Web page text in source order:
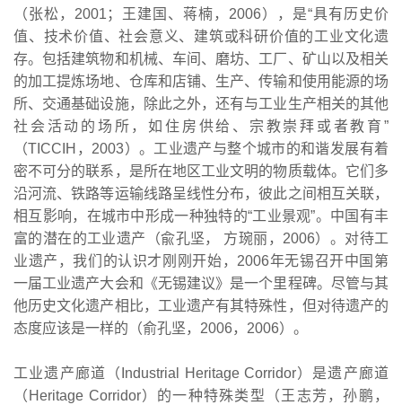
（张松，2001；王建国、蒋楠，2006），是“具有历史价
值、技术价值、社会意义、建筑或科研价值的工业文化遗
存。包括建筑物和机械、车间、磨坊、工厂、矿山以及相关
的加工提炼场地、仓库和店铺、生产、传输和使用能源的场
所、交通基础设施，除此之外，还有与工业生产相关的其他
社会活动的场所，如住房供给、宗教崇拜或者教育”
（TICCIH，2003）。工业遗产与整个城市的和谐发展有着
密不可分的联系，是所在地区工业文明的物质载体。它们多
沿河流、铁路等运输线路呈线性分布，彼此之间相互关联，
相互影响，在城市中形成一种独特的“工业景观”。中国有丰
富的潜在的工业遗产（兪孔坚， 方琬丽，2006）。对待工
业遗产，我们的认识才刚刚开始，2006年无锡召开中国第
一届工业遗产大会和《无锡建议》是一个里程碑。尽管与其
他历史文化遗产相比，工业遗产有其特殊性，但对待遗产的
态度应该是一样的（俞孔坚，2006，2006）。
工业遗产廊道（Industrial Heritage Corridor）是遗产廊道
（Heritage Corridor）的一种特殊类型（王志芳，孙鹏，